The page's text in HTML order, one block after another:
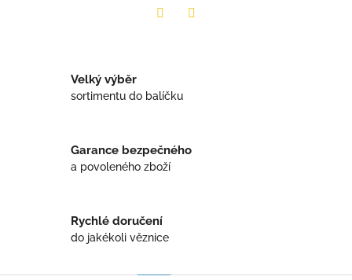
Velký výběr
sortimentu do balíčku
Garance bezpečného
a povoleného zboží
Rychlé doručení
do jakékoli věznice